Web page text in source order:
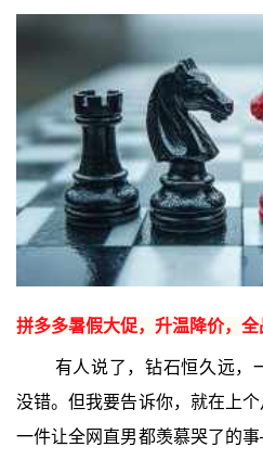
拼多多暑假大促，升温降价，
有人说了，钻石恒久远，
没错。但我要告诉你，就在上
一件让全网直男都羡慕哭了的